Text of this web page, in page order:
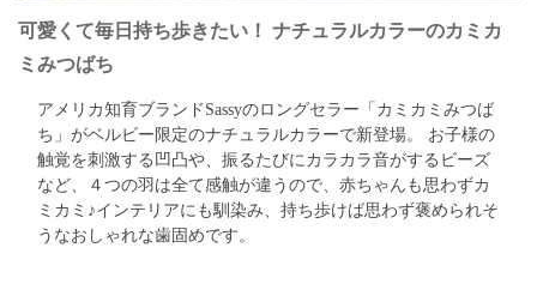
可愛くて毎日持ち歩きたい！ ナチュラルカラーのカミカ
ミみつばち
アメリカ知育ブランドSassyのロングセラー「カミカミみつば
ち」がベルビー限定のナチュラルカラーで新登場。
お子様の
触覚を刺激する凹凸や、振るたびにカラカラ音がするビーズ
など、
４つの羽は全て感触が違うので、赤ちゃんも思わずカ
ミカミ♪インテリアにも馴染み、持ち歩けば思わず褒められそ
うなおしゃれな歯固めです。